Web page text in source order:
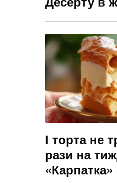
І торта не
рази на